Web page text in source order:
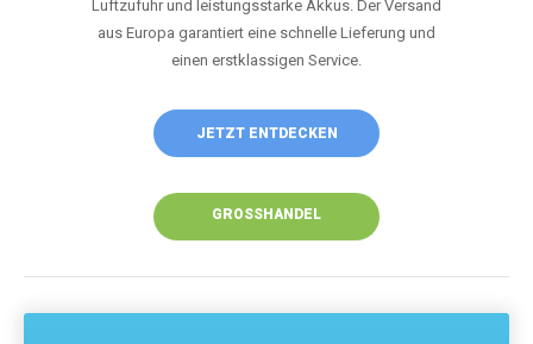
Luftzufuhr und leistungsstarke Akkus. Der Versand
aus Europa garantiert eine schnelle Lieferung und
einen erstklassigen Service.
JETZT ENTDECKEN
GROSSHANDEL